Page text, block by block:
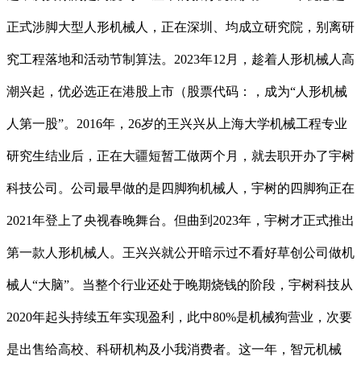
正式涉脚大型人形机械人，正在深圳、均成立研究院，别离研
究工程落地和活动节制算法。2023年12月，趁着人形机械人高
潮兴起，优必选正在港股上市（股票代码：，成为“人形机械
人第一股”。2016年，26岁的王兴兴从上海大学机械工程专业
研究生结业后，正在大疆短暂工做两个月，就去职开办了宇树
科技公司。公司最早做的是四脚狗机械人，宇树的四脚狗正在
2021年登上了央视春晚舞台。但曲到2023年，宇树才正式推出
第一款人形机械人。王兴兴就公开暗示过不看好草创公司做机
械人“大脑”。当整个行业还处于晚期烧钱的阶段，宇树科技从
2020年起头持续五年实现盈利，此中80%是机械狗营业，次要
是出售给高校、科研机构及小我消费者。这一年，智元机械